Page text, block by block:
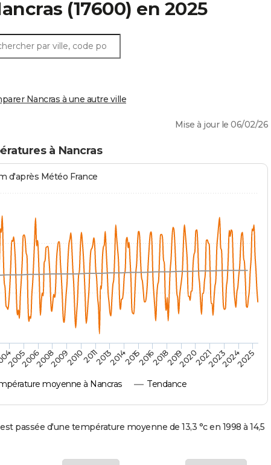
(17600) en 2025
Nancras à une autre ville
Mise à jour le 06/02/26
à Nancras
d'après Météo France
moyenne à Nancras Tendance
2014
2005200620082009201020112013 201520162018201920202021202320242025
passée d'une température moyenne de 13,3 °c en 1998 à 14,5